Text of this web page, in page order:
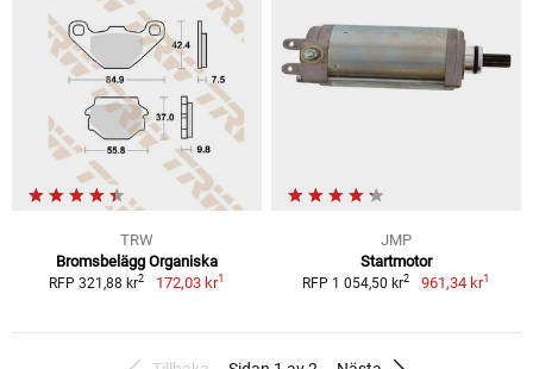
TRW
Bromsbelägg Organiska
RFP 321,88 kr2 172,03 kr1
JMP
Startmotor
RFP 1 054,50 kr2 961,34 kr1